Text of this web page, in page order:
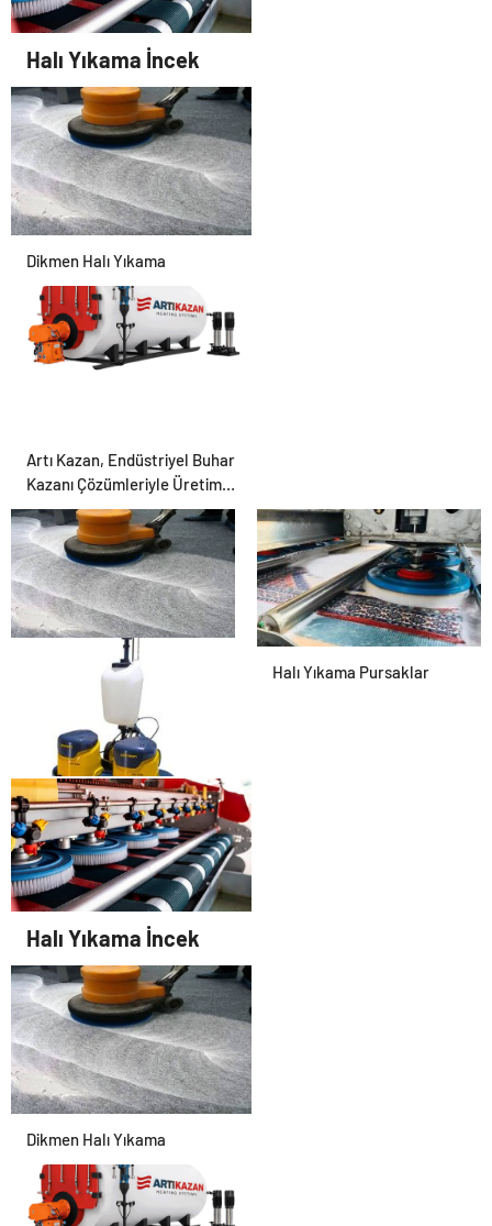
Halı Yıkama İncek
Dikmen Halı Yıkama
Artı Kazan, Endüstriyel Buhar
Kazanı Çözümleriyle Üretim
Tesislerine Verimli Sistemler
Sunuyor
Ümitköy Halı Yıkama Halı Yıkama Pursaklar
Halı Yıkama Öveçler
Halı Yıkama İncek
Dikmen Halı Yıkama